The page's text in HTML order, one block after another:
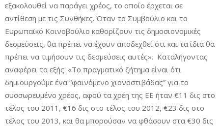
εξακολουθεί να παράγει χρέος, το οποίο έρχεται σε
αντίθεση με τις Συνθήκες. Όταν το Συμβούλιο και το
Ευρωπαϊκό Κοινοβούλιο καθορίζουν τις δημοσιονομικές
δεσμεύσεις, θα πρέπει να έχουν αποδεχθεί ότι και τα ίδια θα
πρέπει να τιμήσουν τις δεσμεύσεις αυτές». Καταλήγοντας
αναφέρει τα εξής: «Το πραγματικό ζήτημα είναι ότι
δημιουργούμε ένα “φαινόμενο χιονοστιβάδας” για το
συσσωρευμένο χρέος, αφού τα χρέη της ΕΕ ήταν €11 δις στο
τέλος του 2011, €16 δις στο τέλος του 2012, €23 δις στο
τέλος του 2013, και θα μπορούσαν να φθάσουν στα €30 δις